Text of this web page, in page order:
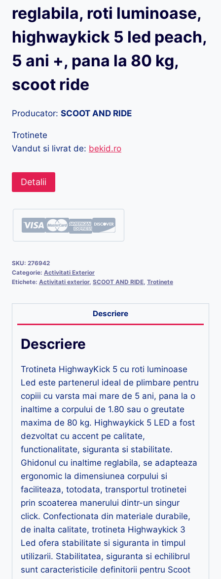
reglabila, roti luminoase,
highwaykick 5 led peach,
5 ani +, pana la 80 kg,
scoot ride
Producator: SCOOT AND RIDE
Trotinete
Vandut si livrat de: bekid.ro
Detalii
SKU: 276942
Categorie: Activitati Exterior
Etichete: Activitati exterior, SCOOT AND RIDE, Trotinete
Descriere
Descriere
Trotineta HighwayKick 5 cu roti luminoase
Led este partenerul ideal de plimbare pentru
copiii cu varsta mai mare de 5 ani, pana la o
inaltime a corpului de 1.80 sau o greutate
maxima de 80 kg. Highwaykick 5 LED a fost
dezvoltat cu accent pe calitate,
functionalitate, siguranta si stabilitate.
Ghidonul cu inaltime reglabila, se adapteaza
ergonomic la dimensiunea corpului si
faciliteaza, totodata, transportul trotinetei
prin scoaterea manerului dintr-un singur
click. Confectionata din materiale durabile,
de inalta calitate, trotineta Highwaykick 3
Led ofera stabilitate si siguranta in timpul
utilizarii. Stabilitatea, siguranta si echilibrul
sunt caracteristicile definitorii pentru Scoot